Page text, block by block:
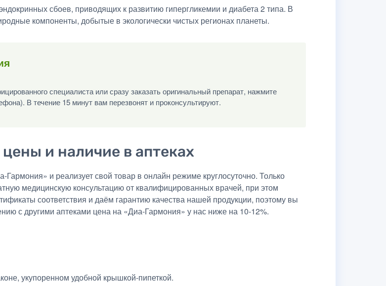
сбоев, приводящих к развитию гипергликемии и диабета 2 типа. В
компоненты, добытые в экологически чистых регионах планеты.
специалиста или сразу заказать оригинальный препарат, нажмите
В течение 15 минут вам перезвонят и проконсультируют.
и наличие в аптеках
и реализует свой товар в онлайн режиме круглосуточно. Только
медицинскую консультацию от квалифицированных врачей, при этом
соответствия и даём гарантию качества нашей продукции, поэтому вы
с другими аптеками цена на «Диа-Гармония» у нас ниже на 10-12%.
укупоренном удобной крышкой-пипеткой.